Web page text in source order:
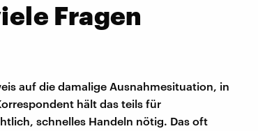
Fragen
auf die damalige Ausnahmesituation, in
hält das teils für
schnelles Handeln nötig. Das oft